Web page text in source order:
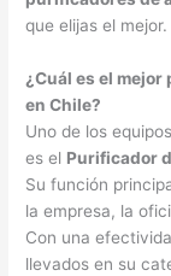
que elijas el mejor.
¿Cuál es el
en Chile?
Uno de los
es el Purificador
Su función
la empresa, la
Con una
llevados en su